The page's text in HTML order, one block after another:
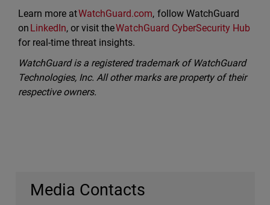
Learn more atWatchGuard.com, follow WatchGuard
on LinkedIn, or visit theWatchGuard CyberSecurity Hub
for real-time threat insights.
WatchGuard is a registered trademark of WatchGuard
Technologies, Inc. All other marks are property of their
respective owners.
Media Contacts